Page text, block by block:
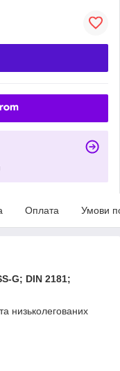
Оплата Умови
G; DIN 2181;
низьколегованих